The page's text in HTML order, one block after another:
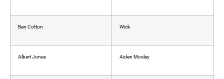
Ben Cotton Wick
Albert Jones Aiden Mosley